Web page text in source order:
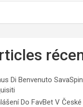
Di Benvenuto
Do FavBet V